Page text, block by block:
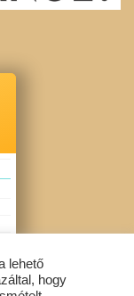
7
lehető
hogy